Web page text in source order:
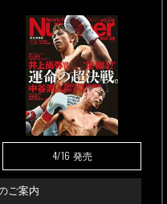
4/16 発売
ご案内